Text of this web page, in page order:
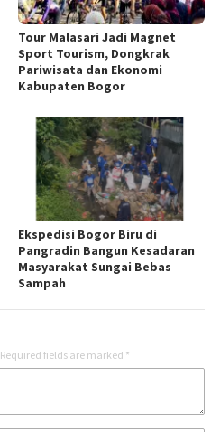
Tour Malasari Jadi Magnet
Sport Tourism, Dongkrak
Pariwisata dan Ekonomi
Kabupaten Bogor
Ekspedisi Bogor Biru di
Pangradin Bangun Kesadaran
Masyarakat Sungai Bebas
Sampah
Required fields are marked *